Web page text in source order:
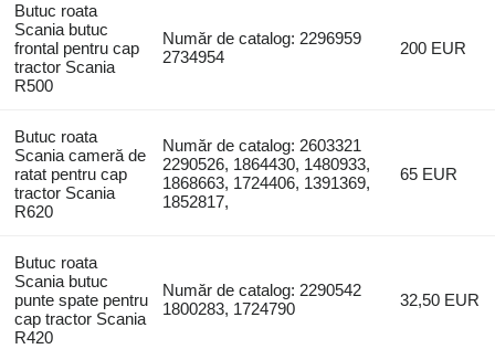
Butuc roata
Scania butuc
frontal pentru cap
tractor Scania
R500
Număr de catalog: 2296959
2734954
200 EUR
Butuc roata
Scania cameră de
ratat pentru cap
tractor Scania
R620
Număr de catalog: 2603321
2290526, 1864430, 1480933,
1868663, 1724406, 1391369,
1852817,
65 EUR
Butuc roata
Scania butuc
punte spate pentru
cap tractor Scania
R420
Număr de catalog: 2290542
1800283, 1724790
32,50 EUR